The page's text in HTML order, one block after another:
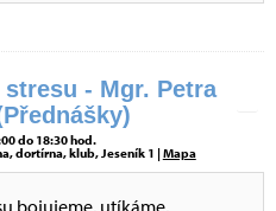
- Mgr. Petra
do 18:30 hod.
dortírna, klub, Jeseník 1 |Mapa
bojujeme, utíkáme,